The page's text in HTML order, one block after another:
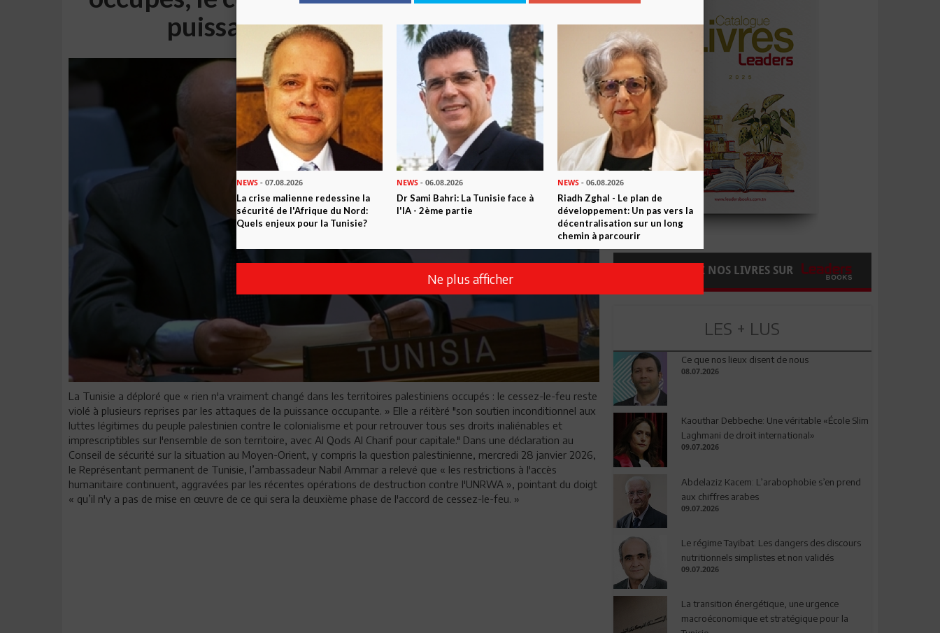
puissance occupante (Vidéo)
La Tunisie a déploré que « rien n'a vraiment changé dans les territoires palestiniens occupés : le cessez-le-feu reste
violé à plusieurs reprises par les attaques de la puissance occupante. » Elle a réitèré "son soutien inconditionnel aux
luttes légitimes du peuple palestinien contre le colonialisme et pour retrouver tous ses droits inaliénables et
imprescriptibles sur l'ensemble de son territoire, avec Al Qods Al Charif pour capitale." Dans une déclaration au
Conseil de sécurité sur la situation au Moyen-Orient, y compris la question palestinienne, mercredi 28 janvier 2026,
le Représentant permanent de Tunisie, l’ambassadeur Nabil Ammar a relevé que « les restrictions à l'accès
humanitaire continuent, aggravées par les récentes opérations de destruction contre l'UNRWA », pointant du doigt
« qu’il n'y a pas de mise en œuvre de ce qui sera la deuxième phase de l'accord de cessez-le-feu. »
COMMANDEZ NOS LIVRES SUR
LES + LUS
Ce que nos lieux disent de nous
08.07.2026
Kaouthar Debbeche: Une véritable «École Slim
Laghmani de droit international»
09.07.2026
Abdelaziz Kacem: L’arabophobie s’en prend
aux chiffres arabes
09.07.2026
Le régime Tayibat: Les dangers des discours
nutritionnels simplistes et non validés
09.07.2026
La transition énergétique, une urgence
macroéconomique et stratégique pour la
NEWS - 07.08.2026
La crise malienne redessine la
sécurité de l'Afrique du Nord:
Quels enjeux pour la Tunisie?
NEWS - 06.08.2026
Dr Sami Bahri: La Tunisie face à
l'IA - 2ème partie
NEWS- 06.08.2026
Riadh Zghal - Le plan de
développement: Un pas vers la
décentralisation sur un long
chemin à parcourir
Ne plus afficher